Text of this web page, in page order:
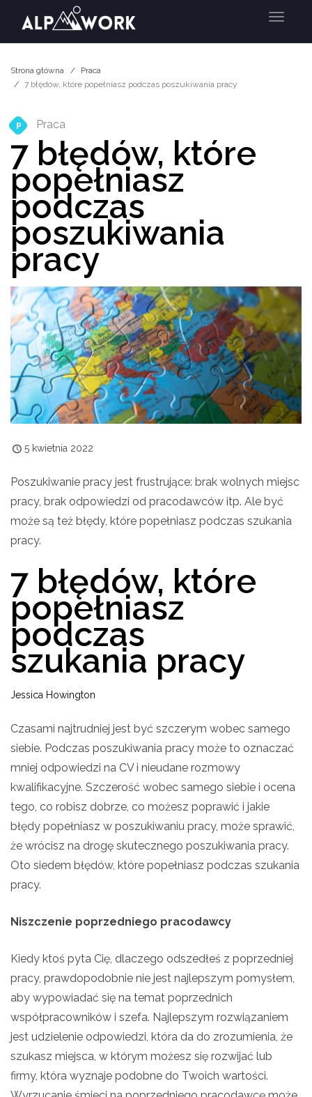
Menu
Strona główna
Praca
7 błędów, które popełniasz podczas poszukiwania pracy
P Praca
7 błędów, które
popełniasz
podczas
poszukiwania
pracy
5 kwietnia 2022
Poszukiwanie pracy jest frustrujące: brak wolnych miejsc
pracy, brak odpowiedzi od pracodawców itp. Ale być
może są też błędy, które popełniasz podczas szukania
pracy.
7 błędów, które
popełniasz
podczas
szukania pracy
Jessica Howington
Czasami najtrudniej jest być szczerym wobec samego
siebie. Podczas poszukiwania pracy może to oznaczać
mniej odpowiedzi na CV i nieudane rozmowy
kwalifikacyjne. Szczerość wobec samego siebie i ocena
tego, co robisz dobrze, co możesz poprawić i jakie
błędy popełniasz w poszukiwaniu pracy, może sprawić,
że wrócisz na drogę skutecznego poszukiwania pracy.
Oto siedem błędów, które popełniasz podczas szukania
pracy.
Niszczenie poprzedniego pracodawcy
Kiedy ktoś pyta Cię, dlaczego odszedłeś z poprzedniej
pracy, prawdopodobnie nie jest najlepszym pomysłem,
aby wypowiadać się na temat poprzednich
współpracowników i szefa. Najlepszym rozwiązaniem
jest udzielenie odpowiedzi, która da do zrozumienia, że
szukasz miejsca, w którym możesz się rozwijać lub
firmy, która wyznaje podobne do Twoich wartości.